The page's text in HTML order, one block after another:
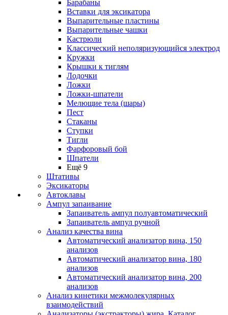
Барабаны
Вставки для эксикатора
Выпарительные пластины
Выпарительные чашки
Кастрюли
Классический неполяризующийся электрод
Кружки
Крышки к тиглям
Лодочки
Ложки
Ложки-шпатели
Мелющие тела (шары)
Пест
Стаканы
Ступки
Тигли
Фарфоровый бой
Шпатели
Ещё 9
Штативы
Эксикаторы
Автоклавы
Ампул запаивание
Запаиватель ампул полуавтоматический
Запаиватель ампул ручной
Анализ качества вина
Автоматический анализатор вина, 150
анализов
Автоматический анализатор вина, 180
анализов
Автоматический анализатор вина, 200
анализов
Анализ кинетики межмолекулярных
взаимодействий